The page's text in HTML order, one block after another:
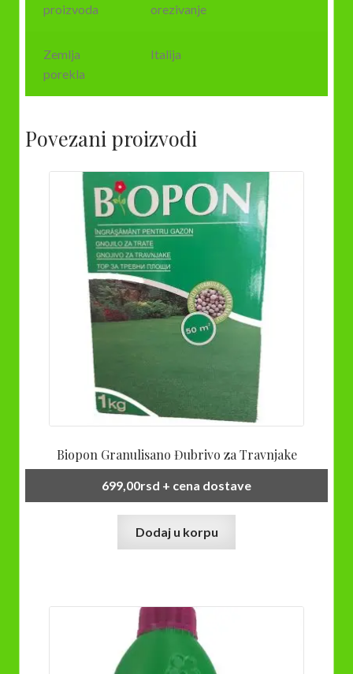
proizvoda
orezivanje
Zemlja
porekla
Italija
Povezani proizvodi
Biopon Granulisano Đubrivo za Travnjake
699,00rsd + cena dostave
Dodaj u korpu